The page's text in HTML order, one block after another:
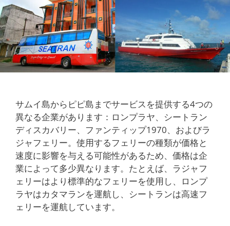
サムイ島からピピ島までサービスを提供する4つの
異なる企業があります：ロンプラヤ、シートラン
ディスカバリー、ファンティップ1970、およびラ
ジャフェリー。使用するフェリーの種類が価格と
速度に影響を与える可能性があるため、価格は企
業によって多少異なります。たとえば、ラジャフ
ェリーはより標準的なフェリーを使用し、ロンプ
ラヤはカタマランを運航し、シートランは高速フ
ェリーを運航しています。